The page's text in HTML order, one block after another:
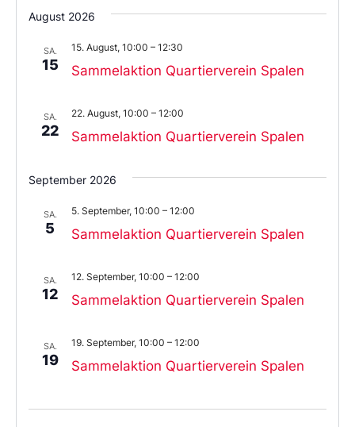
Sie
das
aus.
August 2026
SA.
15 Sammelaktion Quartierverein Spalen
15. August, 10:00 – 12:30
SA.
22 Sammelaktion Quartierverein Spalen
22. August, 10:00 – 12:00
September 2026
SA.
5 Sammelaktion Quartierverein Spalen
5. September, 10:00 – 12:00
SA.
12 Sammelaktion Quartierverein Spalen
12. September, 10:00 – 12:00
SA.
19 Sammelaktion Quartierverein Spalen
19. September, 10:00 – 12:00